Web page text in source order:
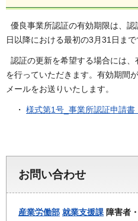
優良事業所認証の有効期限は、
日以降における最初の3月31日まで
認証の更新を希望する場合には
を行っていただきます。有効期間
メールをお送りいたします。
・ 様式第1号_事業所認証申請書
お問い合わせ
産業労働部 就業支援課 障害者